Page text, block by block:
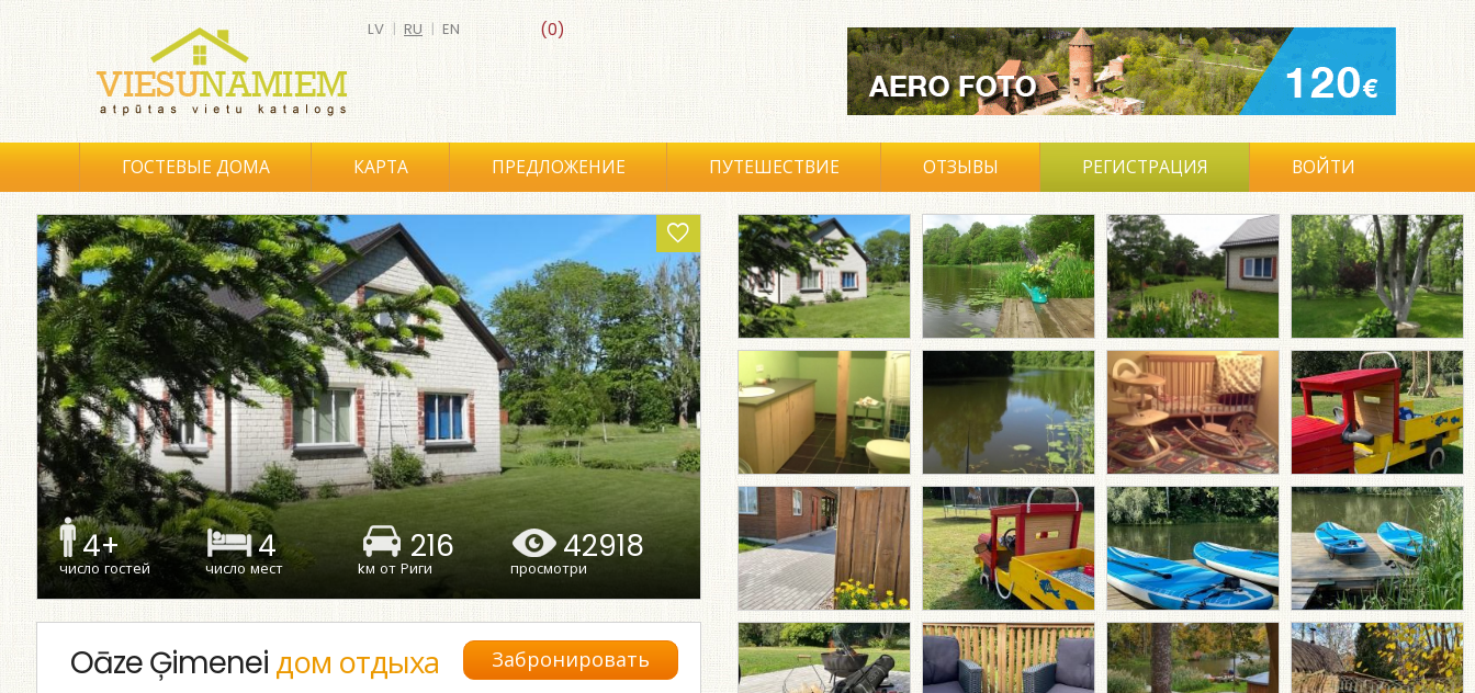
(0)
LV | RU | EN
ГОСТЕВЫЕ ДОМА КАРТА ПРЕДЛОЖЕНИЕ ПУТЕШЕСТВИЕ ОТЗЫВЫ РЕГИСТРАЦИЯ ВОЙТИ
4+
число гостей
4
число мест
216
kм от Риги
42918
просмотри
Oāze Ģimenei дом отдыха Забронировать